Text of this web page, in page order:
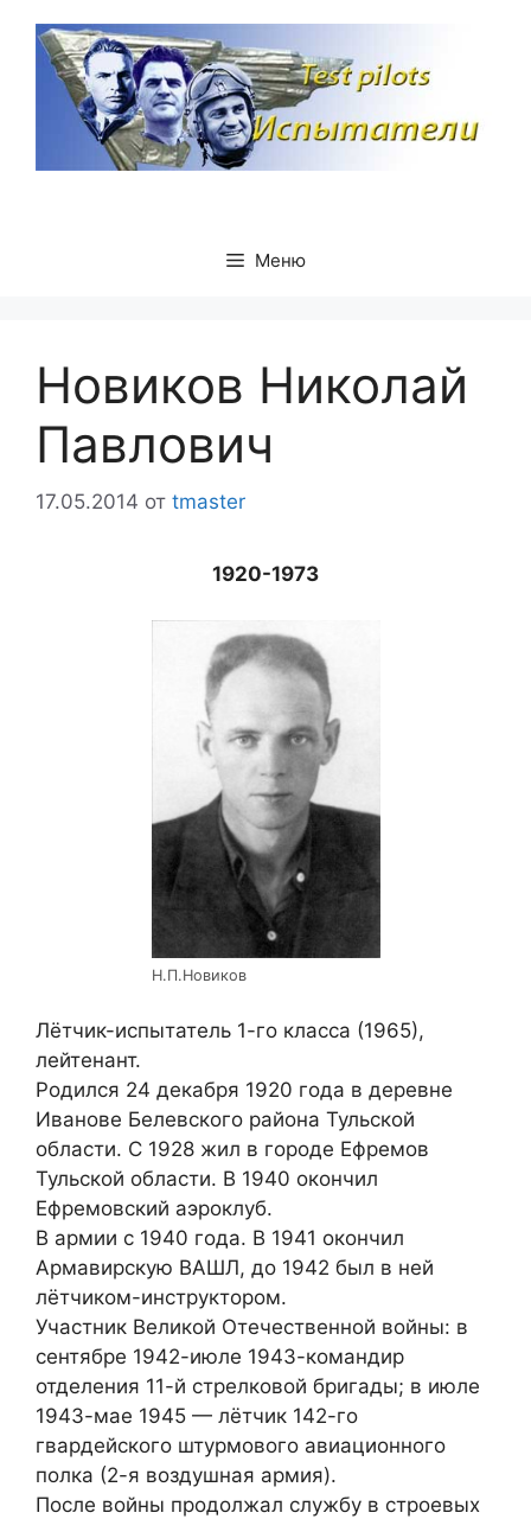
содержимому
Меню
Новиков Николай
Павлович
17.05.2014 от tmaster
1920-1973
Н.П.Новиков
Лётчик-испытатель 1-го класса (1965),
лейтенант.
Родился 24 декабря 1920 года в деревне
Иванове Белевского района Тульской
области. С 1928 жил в городе Ефремов
Тульской области. В 1940 окончил
Ефремовский аэроклуб.
В армии с 1940 года. В 1941 окончил
Армавирскую ВАШЛ, до 1942 был в ней
лётчиком-инструктором.
Участник Великой Отечественной войны: в
сентябре 1942-июле 1943-командир
отделения 11-й стрелковой бригады; в июле
1943-мае 1945 — лётчик 142-го
гвардейского штурмового авиационного
полка (2-я воздушная армия).
После войны продолжал службу в строевых